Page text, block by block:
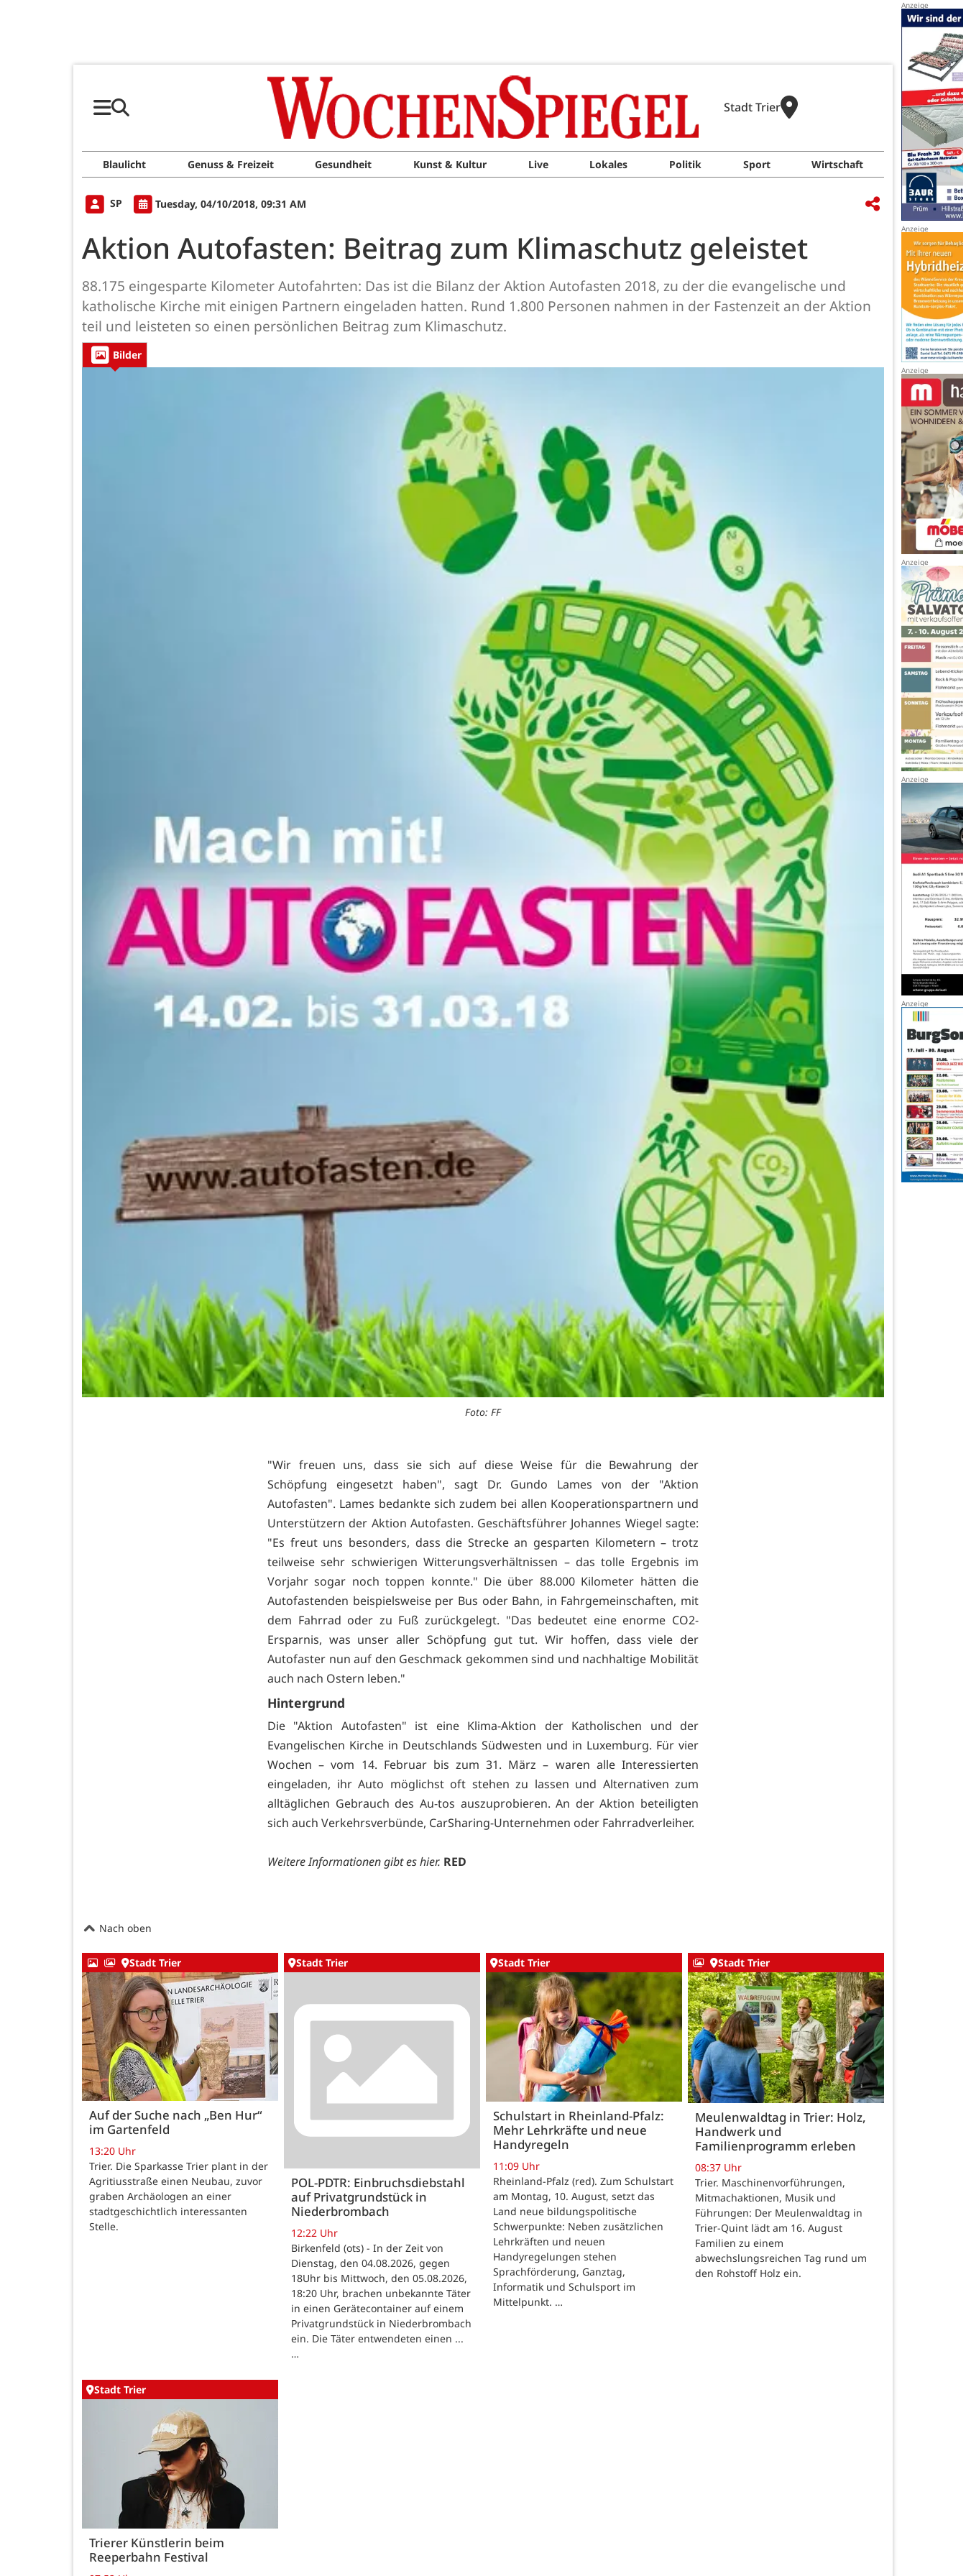
Stadt Trier
Blaulicht Genuss & Freizeit Gesundheit Kunst & Kultur Live Lokales Politik Sport Wirtschaft
SP Tuesday, 04/10/2018, 09:31 AM
Aktion Autofasten: Beitrag zum Klimaschutz geleistet
88.175 eingesparte Kilometer Autofahrten: Das ist die Bilanz der Aktion Autofasten 2018, zu der die evangelische und
katholische Kirche mit einigen Partnern eingeladen hatten. Rund 1.800 Personen nahmen in der Fastenzeit an der Aktion
teil und leisteten so einen persönlichen Beitrag zum Klimaschutz.
Bilder
Foto: FF
"Wir freuen uns, dass sie sich auf diese Weise für die Bewahrung der
Schöpfung eingesetzt haben", sagt Dr. Gundo Lames von der "Aktion
Autofasten". Lames bedankte sich zudem bei allen Kooperationspartnern und
Unterstützern der Aktion Autofasten. Geschäftsführer Johannes Wiegel sagte:
"Es freut uns besonders, dass die Strecke an gesparten Kilometern – trotz
teilweise sehr schwierigen Witterungsverhältnissen – das tolle Ergebnis im
Vorjahr sogar noch toppen konnte." Die über 88.000 Kilometer hätten die
Autofastenden beispielsweise per Bus oder Bahn, in Fahrgemeinschaften, mit
dem Fahrrad oder zu Fuß zurückgelegt. "Das bedeutet eine enorme CO2-
Ersparnis, was unser aller Schöpfung gut tut. Wir hoffen, dass viele der
Autofaster nun auf den Geschmack gekommen sind und nachhaltige Mobilität
auch nach Ostern leben."
Hintergrund
Die "Aktion Autofasten" ist eine Klima-Aktion der Katholischen und der
Evangelischen Kirche in Deutschlands Südwesten und in Luxemburg. Für vier
Wochen – vom 14. Februar bis zum 31. März – waren alle Interessierten
eingeladen, ihr Auto möglichst oft stehen zu lassen und Alternativen zum
alltäglichen Gebrauch des Au-tos auszuprobieren. An der Aktion beteiligten
sich auch Verkehrsverbünde, CarSharing-Unternehmen oder Fahrradverleiher.
Weitere Informationen gibt eshier. RED
Nach oben
Stadt Trier
Auf der Suche nach „Ben Hur“
im Gartenfeld
13:20 Uhr
Trier. Die Sparkasse Trier plant in der
Agritiusstraße einen Neubau, zuvor
graben Archäologen an einer
stadtgeschichtlich interessanten
Stelle.
Stadt Trier
POL-PDTR: Einbruchsdiebstahl
auf Privatgrundstück in
Niederbrombach
12:22 Uhr
Birkenfeld (ots) - In der Zeit von
Dienstag, den 04.08.2026, gegen
18Uhr bis Mittwoch, den 05.08.2026,
18:20 Uhr, brachen unbekannte Täter
in einen Gerätecontainer auf einem
Privatgrundstück in Niederbrombach
ein. Die Täter entwendeten einen ...
…
Stadt Trier
Schulstart in Rheinland-Pfalz:
Mehr Lehrkräfte und neue
Handyregeln
11:09 Uhr
Rheinland-Pfalz (red). Zum Schulstart
am Montag, 10. August, setzt das
Land neue bildungspolitische
Schwerpunkte: Neben zusätzlichen
Lehrkräften und neuen
Handyregelungen stehen
Sprachförderung, Ganztag,
Informatik und Schulsport im
Mittelpunkt. …
Stadt Trier
Meulenwaldtag in Trier: Holz,
Handwerk und
Familienprogramm erleben
08:37 Uhr
Trier. Maschinenvorführungen,
Mitmachaktionen, Musik und
Führungen: Der Meulenwaldtag in
Trier-Quint lädt am 16. August
Familien zu einem
abwechslungsreichen Tag rund um
den Rohstoff Holz ein.
Stadt Trier
Trierer Künstlerin beim
Reeperbahn Festival